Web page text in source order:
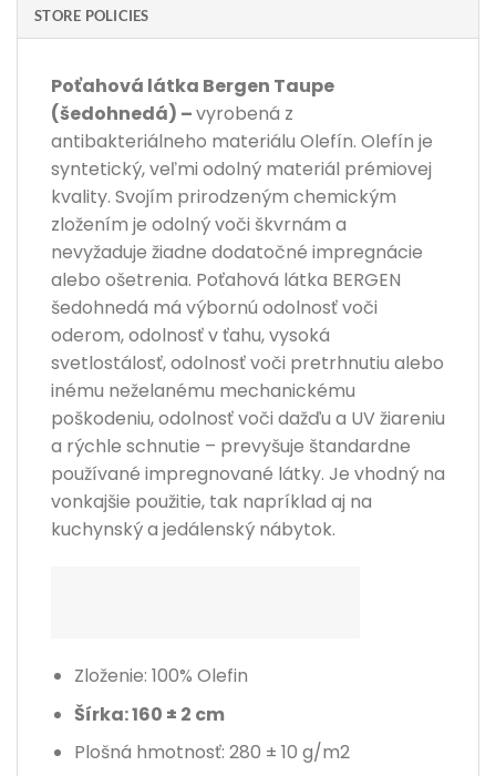
STORE POLICIES
Poťahová látka Bergen Taupe
(šedohnedá) –vyrobená z
antibakteriálneho materiálu Olefín. Olefín je
syntetický, veľmi odolný materiál prémiovej
kvality. Svojím prirodzeným chemickým
zložením je odolný voči škvrnám a
nevyžaduje žiadne dodatočné impregnácie
alebo ošetrenia. Poťahová látka BERGEN
šedohnedá má výbornú odolnosť voči
oderom, odolnosť v ťahu, vysoká
svetlostálosť, odolnosť voči pretrhnutiu alebo
inému neželanému mechanickému
poškodeniu, odolnosť voči dažďu a UV žiareniu
a rýchle schnutie – prevyšuje štandardne
používané impregnované látky. Je vhodný na
vonkajšie použitie, tak napríklad aj na
kuchynský a jedálenský nábytok.
Zloženie: 100% Olefin
Šírka: 160 ± 2 cm
Plošná hmotnosť: 280 ± 10 g/m2